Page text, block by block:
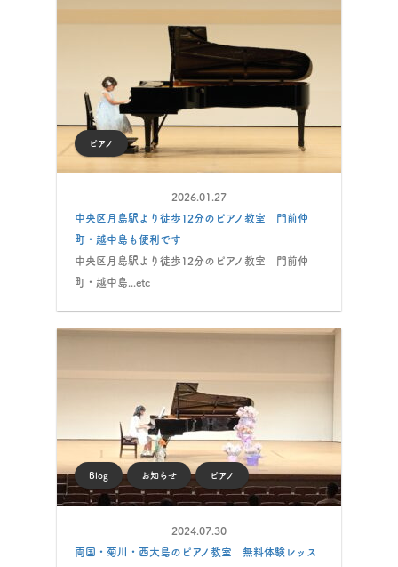
ピアノ
2026.01.27
中央区月島駅より徒歩12分のピアノ教室 門前仲
町・越中島も便利です
中央区月島駅より徒歩12分のピアノ教室 門前仲
町・越中島...etc
Blog お知らせ ピアノ
2024.07.30
両国・菊川・西大島のピアノ教室 無料体験レッス